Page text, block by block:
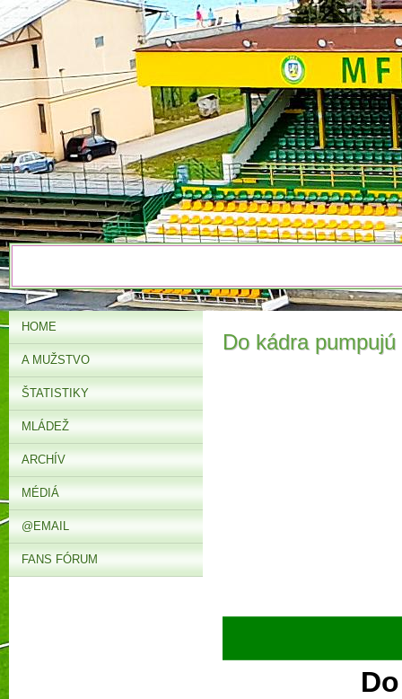
Do kádra
HOME
A MUŽSTVO
ŠTATISTIKY
MLÁDEŽ
ARCHÍV
MÉDIÁ
@EMAIL
FANS FÓRUM